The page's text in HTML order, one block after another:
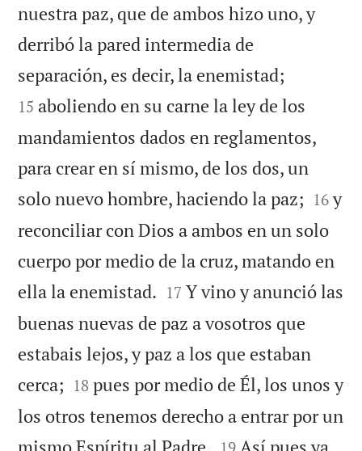
nuestra paz, que de ambos hizo uno, y
derribó la pared intermedia de
separación, es decir, la enemistad;
15 aboliendo en su carne la ley de los
mandamientos dados en reglamentos,
para crear en sí mismo, de los dos, un
solo nuevo hombre, haciendo la paz; 

16 y
reconciliar con Dios a ambos en un solo
cuerpo por medio de la cruz, matando en
ella la enemistad. 

17 Y vino y anunció las
buenas nuevas de paz a vosotros que
estabais lejos, y paz a los que estaban
cerca; 

18 pues por medio de Él, los unos y
los otros tenemos derecho a entrar por un

